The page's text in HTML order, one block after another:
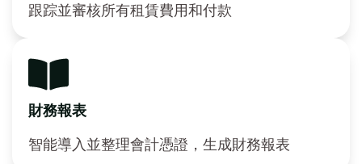
跟踪並審核所有租賃費用和付款
財務報表
智能導入並整理會計憑證，生成財務報表